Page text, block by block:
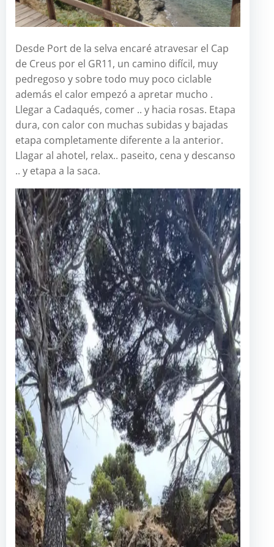
Desde Port de la selva encaré atravesar el Cap
de Creus por el GR11, un camino difícil, muy
pedregoso y sobre todo muy poco ciclable
además el calor empezó a apretar mucho .
Llegar a Cadaqués, comer .. y hacia rosas. Etapa
dura, con calor con muchas subidas y bajadas
etapa completamente diferente a la anterior.
Llagar al ahotel, relax.. paseito, cena y descanso
.. y etapa a la saca.